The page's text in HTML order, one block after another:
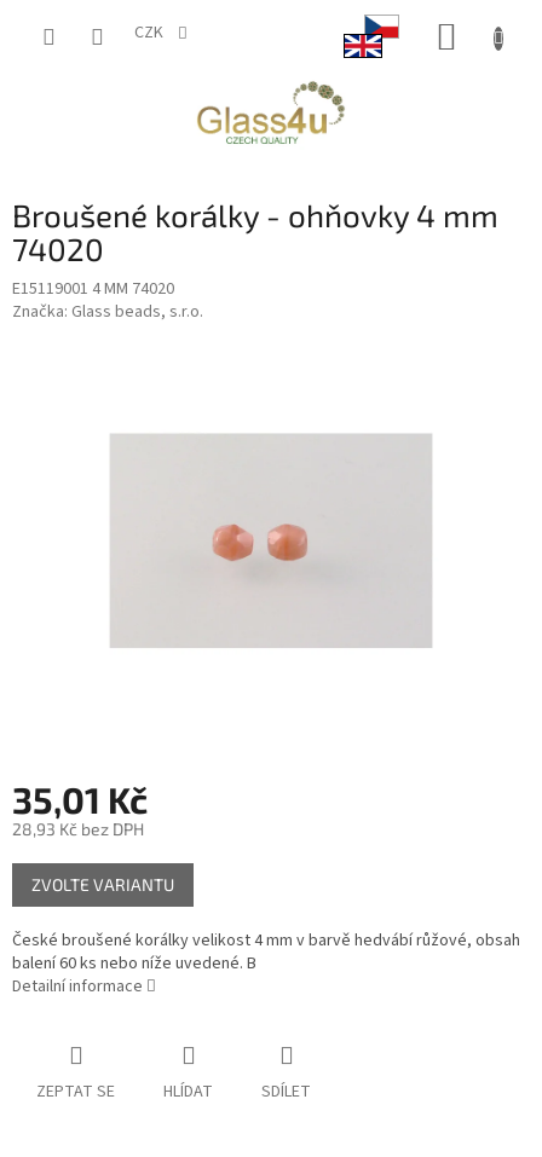
CZK
Broušené korálky - ohňovky 4 mm
74020
E15119001 4 MM 74020
Značka: Glass beads, s.r.o.
35,01 Kč
28,93 Kč bez DPH
Měrná
cena:
ZVOLTE VARIANTU
České broušené korálky velikost 4 mm v barvě hedvábí růžové, obsah
balení 60 ks nebo níže uvedené. B
Detailní informace
ZEPTAT SE HLÍDAT SDÍLET